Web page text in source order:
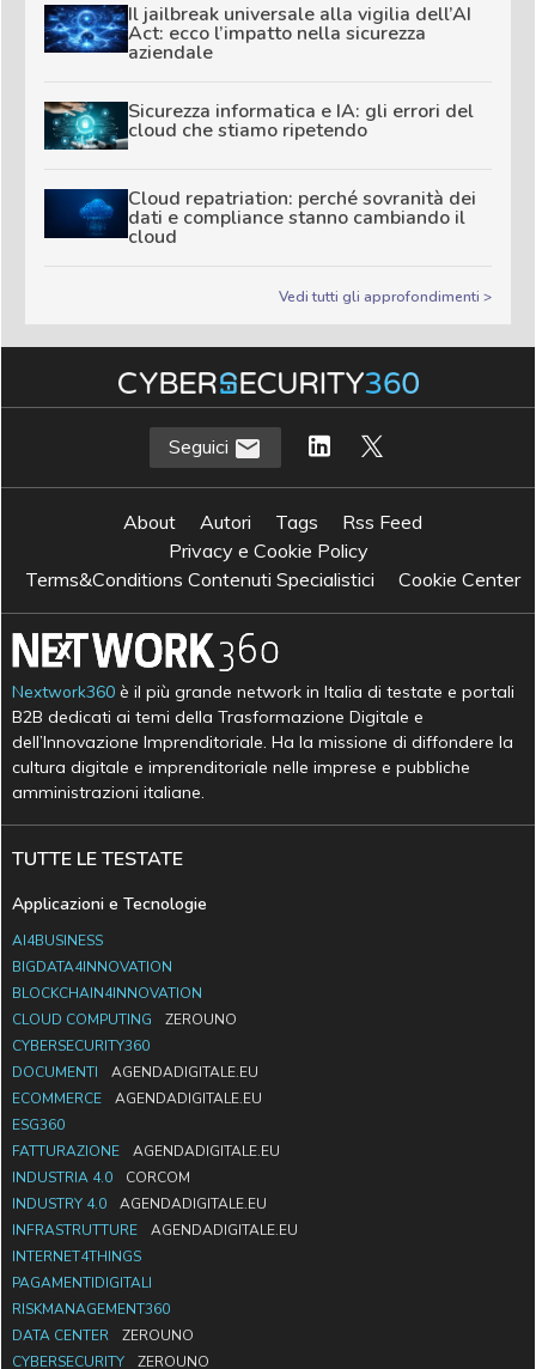
Il jailbreak universale alla vigilia dell’AI
Act: ecco l’impatto nella sicurezza
aziendale
Sicurezza informatica e IA: gli errori del
cloud che stiamo ripetendo
Cloud repatriation: perché sovranità dei
dati e compliance stanno cambiando il
cloud
Vedi tutti gli approfondimenti >
Seguici
About Autori Tags
Rss Feed
Privacy e Cookie Policy
Terms&Conditions Contenuti Specialistici
Cookie Center
Nextwork360 è il più grande network in Italia di testate e portali
B2B dedicati ai temi della Trasformazione Digitale e
dell’Innovazione Imprenditoriale. Ha la missione di diffondere la
cultura digitale e imprenditoriale nelle imprese e pubbliche
amministrazioni italiane.
TUTTE LE TESTATE
Applicazioni e Tecnologie
AI4BUSINESS
BIGDATA4INNOVATION
BLOCKCHAIN4INNOVATION
CLOUD COMPUTING
ZEROUNO
CYBERSECURITY360
DOCUMENTI
AGENDADIGITALE.EU
ECOMMERCE
AGENDADIGITALE.EU
ESG360
FATTURAZIONE
AGENDADIGITALE.EU
INDUSTRIA 4.0
CORCOM
INDUSTRY 4.0
AGENDADIGITALE.EU
INFRASTRUTTURE
AGENDADIGITALE.EU
INTERNET4THINGS
PAGAMENTIDIGITALI
RISKMANAGEMENT360
DATA CENTER
ZEROUNO
CYBERSECURITY
ZEROUNO